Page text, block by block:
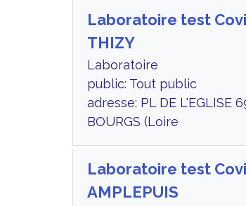
Laboratoire test
THIZY
Laboratoire
public: Tout public
adresse: PL DE L'EGLISE
BOURGS (Loire
Laboratoire test
AMPLEPUIS